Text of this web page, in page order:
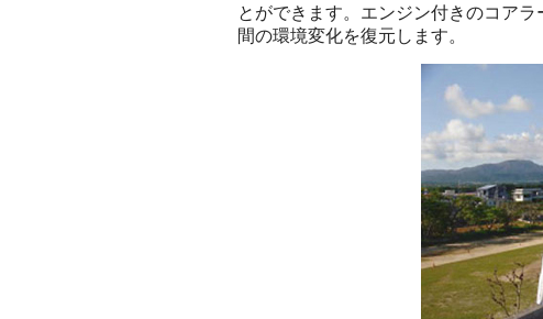
とができます。エンジン付きのコア
間の環境変化を復元します。